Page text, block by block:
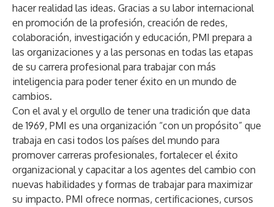
hacer realidad las ideas. Gracias a su labor internacional
en promoción de la profesión, creación de redes,
colaboración, investigación y educación, PMI prepara a
las organizaciones y a las personas en todas las etapas
de su carrera profesional para trabajar con más
inteligencia para poder tener éxito en un mundo de
cambios.
Con el aval y el orgullo de tener una tradición que data
de 1969, PMI es una organización “con un propósito” que
trabaja en casi todos los países del mundo para
promover carreras profesionales, fortalecer el éxito
organizacional y capacitar a los agentes del cambio con
nuevas habilidades y formas de trabajar para maximizar
su impacto. PMI ofrece normas, certificaciones, cursos